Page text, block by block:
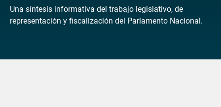
Una síntesis informativa del trabajo legislativo, de
representación y fiscalización del Parlamento Nacional.